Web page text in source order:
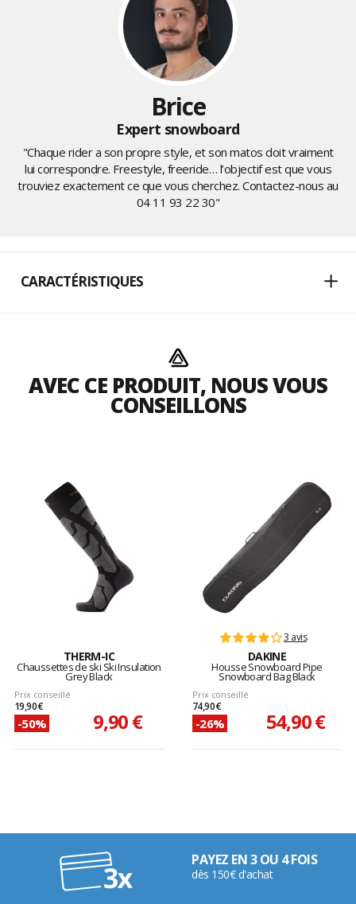
Brice
Expert snowboard
"Chaque rider a son propre style, et son matos doit vraiment
lui correspondre. Freestyle, freeride… l’objectif est que vous
trouviez exactement ce que vous cherchez. Contactez-nous au
04 11 93 22 30"
CARACTÉRISTIQUES
AVEC CE PRODUIT, NOUS VOUS
CONSEILLONS
THERM-IC
Chaussettes de ski Ski Insulation
Grey Black
Prix conseillé
19,90 €
-50% 9,90 €
3 avis
DAKINE
Housse Snowboard Pipe
Snowboard Bag Black
Prix conseillé
74,90 €
-26% 54,90 €
PAYEZ EN 3 OU 4 FOIS
dès 150€ d'achat